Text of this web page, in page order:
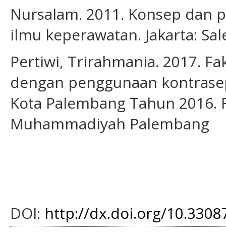
Nursalam. 2011. Konsep
ilmu keperawatan. Jakarta:
Pertiwi, Trirahmania. 2017.
dengan penggunaan
Kota Palembang Tahun
Muhammadiyah Palembang
DOI: http://dx.doi.org/